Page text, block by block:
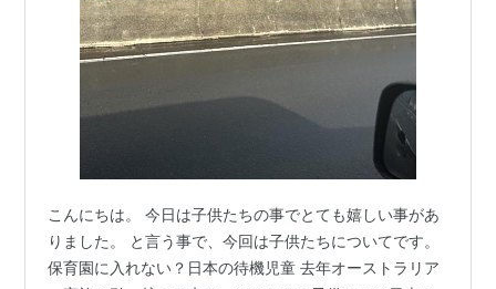
こんにちは。 今日は子供たちの事でとても嬉しい事があ
りました。 と言う事で、今回は子供たちについてです。
保育園に入れない？日本の待機児童 去年オーストラリア